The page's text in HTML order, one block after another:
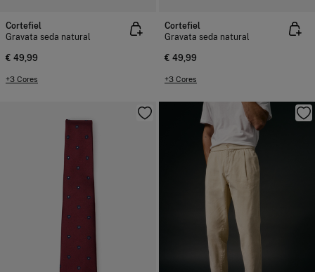
Cortefiel
Gravata seda natural
€ 49,99
+3 Cores
Cortefiel
Gravata seda natural
€ 49,99
+3 Cores